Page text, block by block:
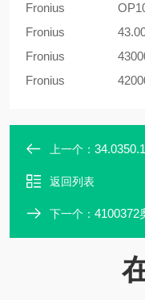
Fronius
Fronius
Fronius
Fronius
上一个： 34.0350.1948
返回列表
下一个： 4100372